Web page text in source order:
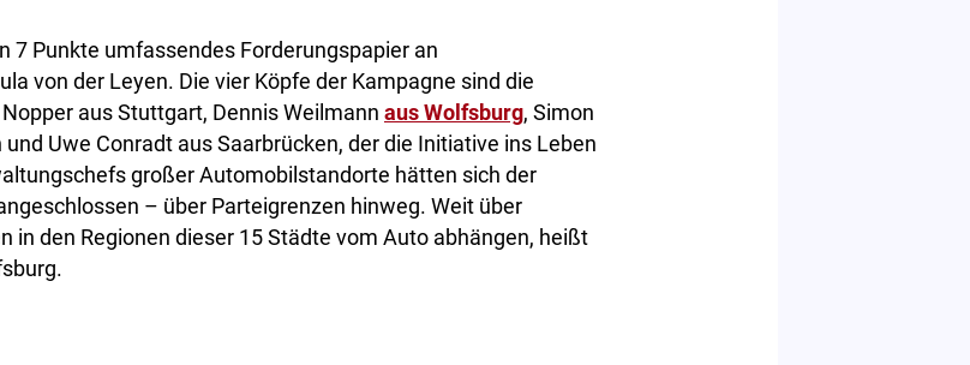
7 Punkte umfassendes Forderungspapier an
von der Leyen. Die vier Köpfe der Kampagne sind die
aus Stuttgart, Dennis Weilmann aus Wolfsburg, Simon
Uwe Conradt aus Saarbrücken, der die Initiative ins Leben
großer Automobilstandorte hätten sich der
– über Parteigrenzen hinweg. Weit über
in den Regionen dieser 15 Städte vom Auto abhängen, heißt